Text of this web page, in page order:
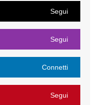
Segui
Segui
Connetti
Segui